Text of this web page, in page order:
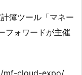
簿ツール「マネー
フォワードが主催
mf-cloud-expo/